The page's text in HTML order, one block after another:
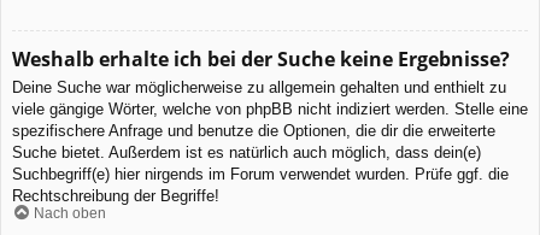
Weshalb erhalte ich bei der Suche keine Ergebnisse?
Deine Suche war möglicherweise zu allgemein gehalten und enthielt zu
viele gängige Wörter, welche von phpBB nicht indiziert werden. Stelle eine
spezifischere Anfrage und benutze die Optionen, die dir die erweiterte
Suche bietet. Außerdem ist es natürlich auch möglich, dass dein(e)
Suchbegriff(e) hier nirgends im Forum verwendet wurden. Prüfe ggf. die
Rechtschreibung der Begriffe!
Nach oben